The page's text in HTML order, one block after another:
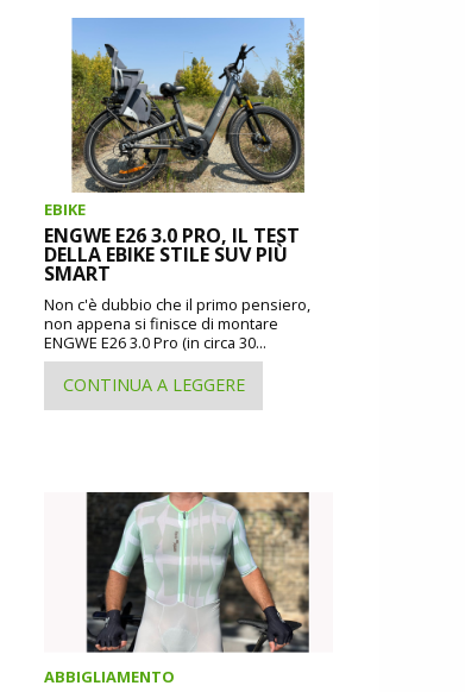
EBIKE
ENGWE E26 3.0 PRO, IL TEST
DELLA EBIKE STILE SUV PIÙ
SMART
Non c'è dubbio che il primo pensiero,
non appena si finisce di montare
ENGWE E26 3.0 Pro (in circa 30...
CONTINUA A LEGGERE
ABBIGLIAMENTO